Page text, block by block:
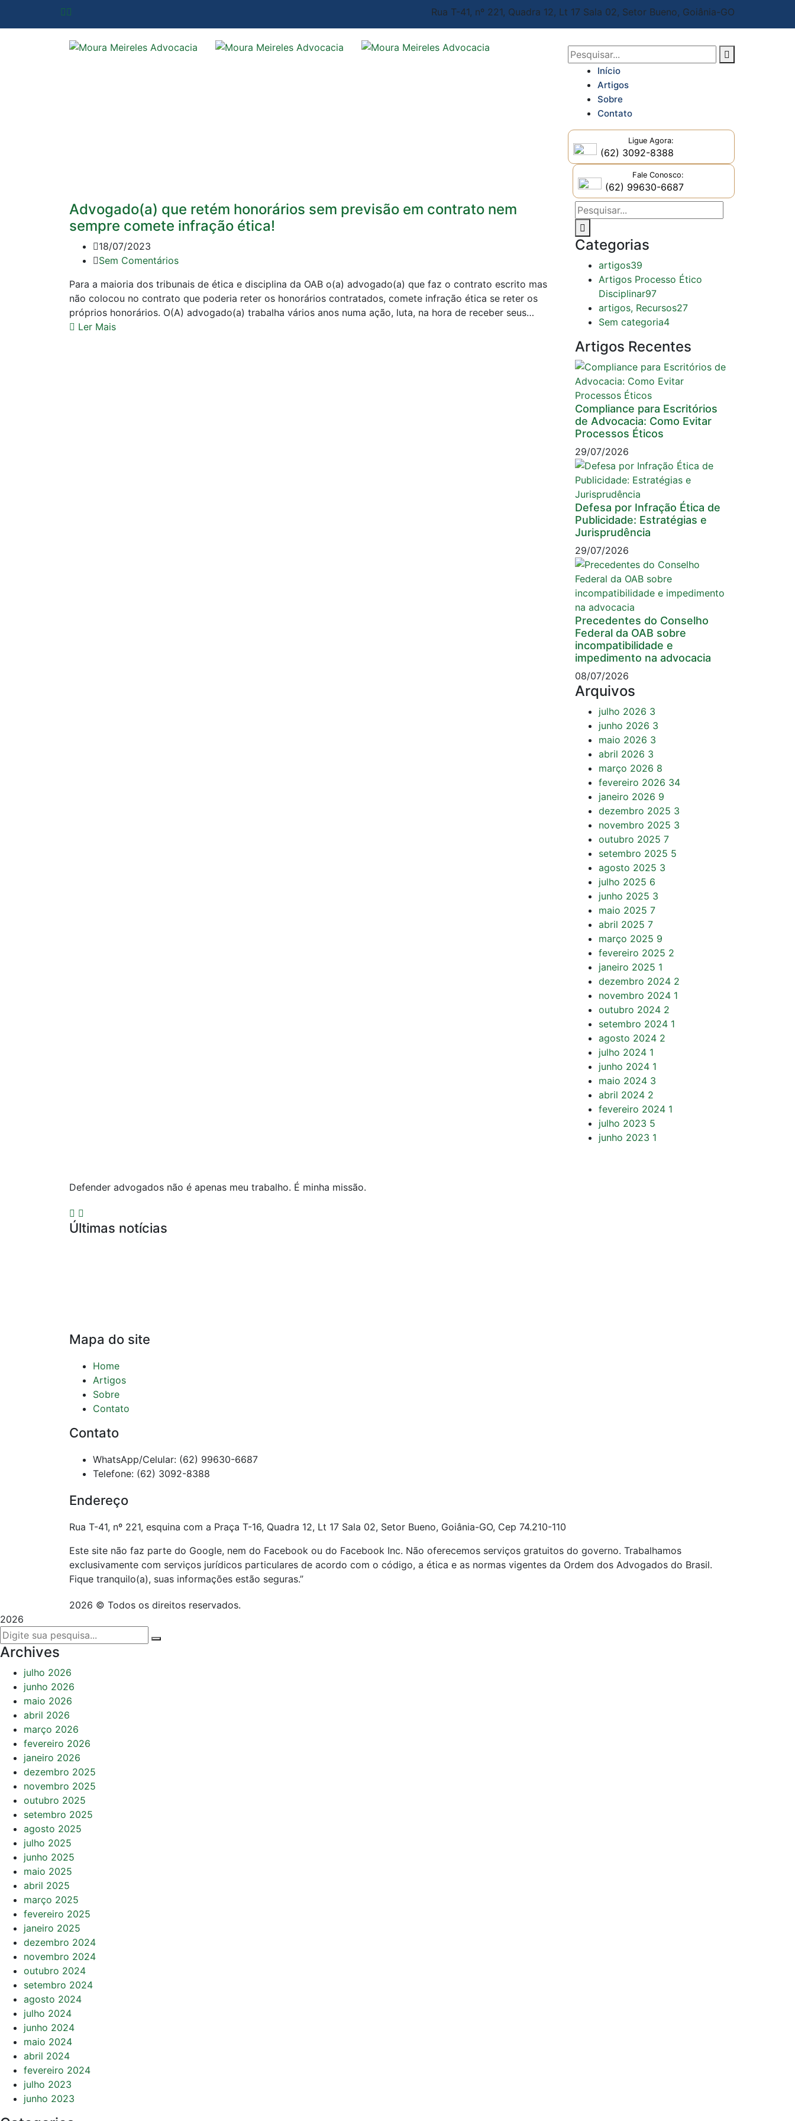
Rua T-41, nº 221, Quadra 12, Lt 17 Sala 02, Setor Bueno, Goiânia-GO
Início
Artigos
Sobre
Contato
Ligue Agora:
(62) 3092-8388
Fale Conosco:
(62) 99630-6687
Advogado(a) que retém honorários sem previsão em contrato nem
sempre comete infração ética!
18/07/2023
Sem Comentários
Para a maioria dos tribunais de ética e disciplina da OAB o(a) advogado(a) que faz o contrato escrito mas
não colocou no contrato que poderia reter os honorários contratados, comete infração ética se reter os
próprios honorários. O(A) advogado(a) trabalha vários anos numa ação, luta, na hora de receber seus…
Ler Mais
Categorias
artigos39
Artigos Processo Ético
Disciplinar97
artigos, Recursos27
Sem categoria4
Artigos Recentes
Compliance para Escritórios
de Advocacia: Como Evitar
Processos Éticos
29/07/2026
Defesa por Infração Ética de
Publicidade: Estratégias e
Jurisprudência
29/07/2026
Precedentes do Conselho
Federal da OAB sobre
incompatibilidade e
impedimento na advocacia
08/07/2026
Arquivos
julho 2026 3
junho 2026 3
maio 2026 3
abril 2026 3
março 2026 8
fevereiro 2026 34
janeiro 2026 9
dezembro 2025 3
novembro 2025 3
outubro 2025 7
setembro 2025 5
agosto 2025 3
julho 2025 6
junho 2025 3
maio 2025 7
abril 2025 7
março 2025 9
fevereiro 2025 2
janeiro 2025 1
dezembro 2024 2
novembro 2024 1
outubro 2024 2
setembro 2024 1
agosto 2024 2
julho 2024 1
junho 2024 1
maio 2024 3
abril 2024 2
fevereiro 2024 1
julho 2023 5
junho 2023 1
Defender advogados não é apenas meu trabalho. É minha missão.
Últimas notícias
Mapa do site
Home
Artigos
Sobre
Contato
Contato
WhatsApp/Celular: (62) 99630-6687
Telefone: (62) 3092-8388
Endereço
Rua T-41, nº 221, esquina com a Praça T-16, Quadra 12, Lt 17 Sala 02, Setor Bueno, Goiânia-GO, Cep 74.210-110
Este site não faz parte do Google, nem do Facebook ou do Facebook Inc. Não oferecemos serviços gratuitos do governo. Trabalhamos
exclusivamente com serviços jurídicos particulares de acordo com o código, a ética e as normas vigentes da Ordem dos Advogados do Brasil.
Fique tranquilo(a), suas informações estão seguras.”
2026 © Todos os direitos reservados.
2026
Archives
julho 2026
junho 2026
maio 2026
abril 2026
março 2026
fevereiro 2026
janeiro 2026
dezembro 2025
novembro 2025
outubro 2025
setembro 2025
agosto 2025
julho 2025
junho 2025
maio 2025
abril 2025
março 2025
fevereiro 2025
janeiro 2025
dezembro 2024
novembro 2024
outubro 2024
setembro 2024
agosto 2024
julho 2024
junho 2024
maio 2024
abril 2024
fevereiro 2024
julho 2023
junho 2023